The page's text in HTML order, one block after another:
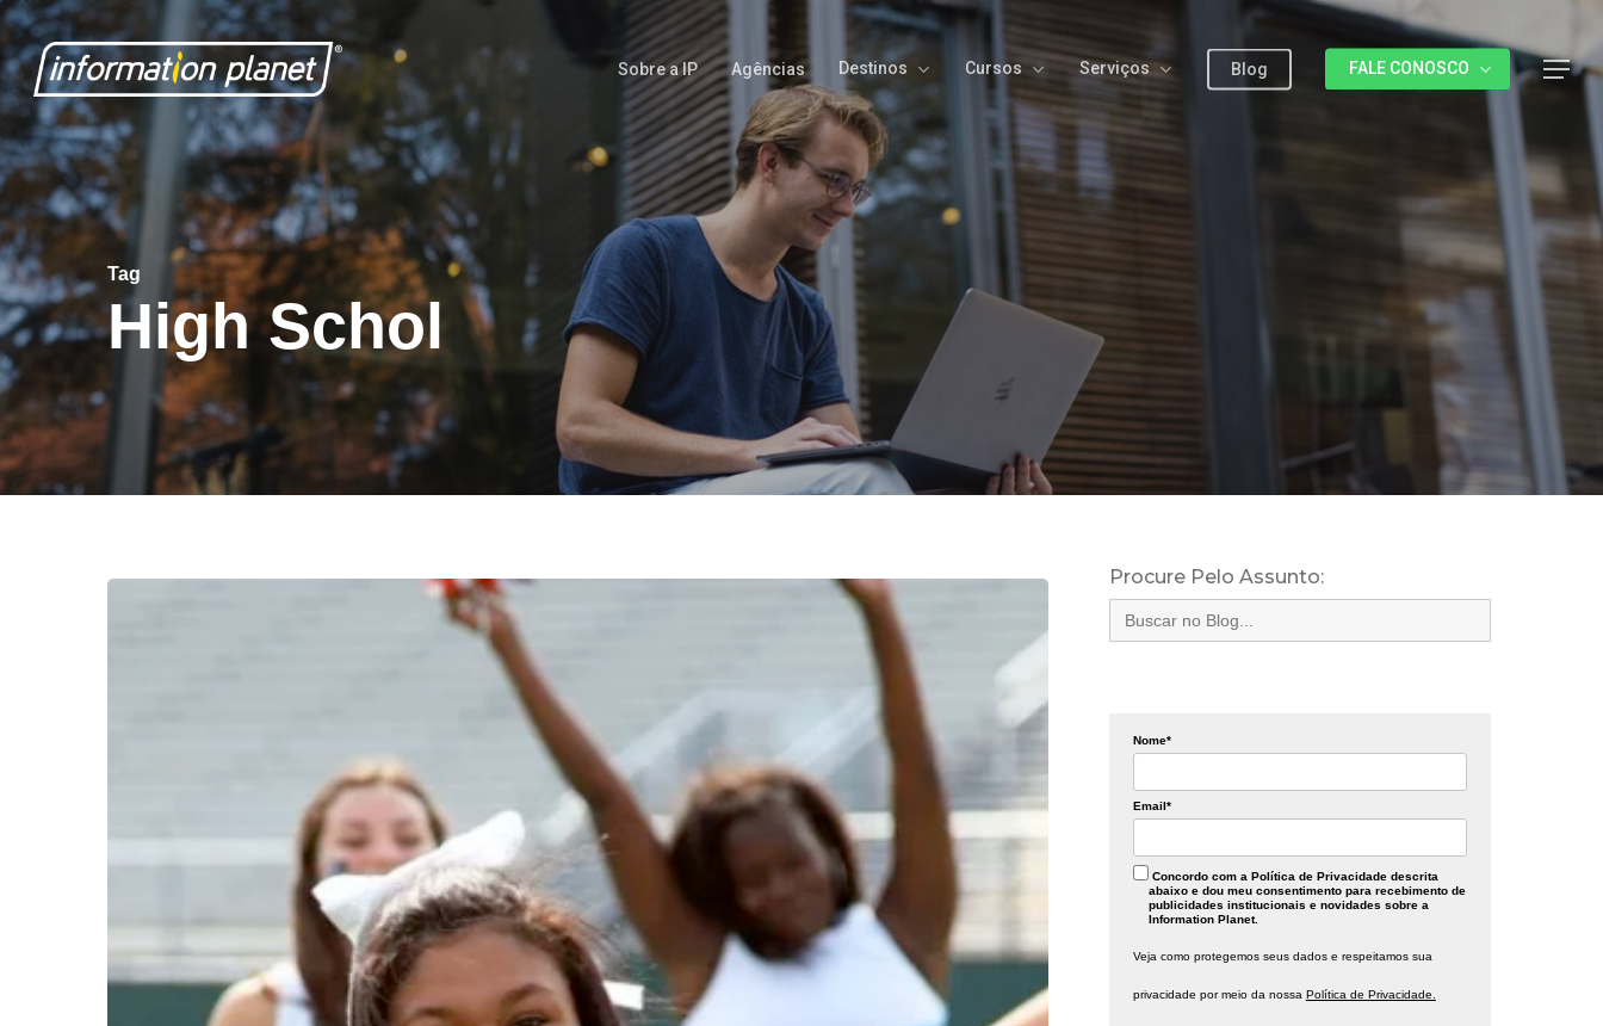
Skip
to
main
content
Sobre a IP Agências Destinos Cursos Serviços Blog FALE CONOSCO Menu
Tag
High Schol
mala,
mais
Procure Pelo Assunto:
Search
for:
Nome*
Email*
Concordo com a Política de Privacidade descrita
abaixo e dou meu consentimento para recebimento de
publicidades institucionais e novidades sobre a
Information Planet.
Veja como protegemos seus dados e respeitamos sua
privacidade por meio da nossa Política de Privacidade.